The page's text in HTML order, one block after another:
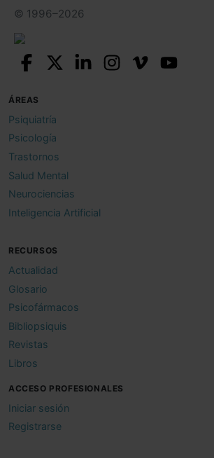
© 1996–2026
ÁREAS
Psiquiatría
Psicología
Trastornos
Salud Mental
Neurociencias
Inteligencia Artificial
RECURSOS
Actualidad
Glosario
Psicofármacos
Bibliopsiquis
Revistas
Libros
ACCESO PROFESIONALES
Iniciar sesión
Registrarse